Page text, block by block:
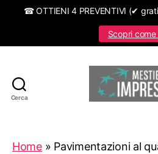
☎ OTTIENI 4 PREVENTIVI (✔
Scopri
Cerca
Home» Pavimentazioni al